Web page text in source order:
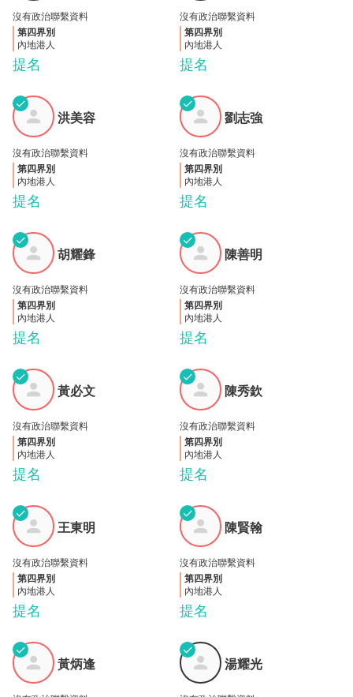
提名
沒有政治聯繫資料
第四界別
內地港人
提名
沒有政治聯繫資料
第四界別
內地港人
洪美
容
✓
提名
洪美容
沒有政治聯繫資料
第四界別
內地港人
劉志
強
✓
提名
劉志強
沒有政治聯繫資料
第四界別
內地港人
胡耀
鋒
✓
提名
胡耀鋒
沒有政治聯繫資料
第四界別
內地港人
陳善
明
✓
提名
陳善明
沒有政治聯繫資料
第四界別
內地港人
黃必
文
✓
提名
黃必文
沒有政治聯繫資料
第四界別
內地港人
陳秀
欽
✓
提名
陳秀欽
沒有政治聯繫資料
第四界別
內地港人
王東
明
✓
提名
王東明
沒有政治聯繫資料
第四界別
內地港人
陳賢
翰
✓
提名
陳賢翰
沒有政治聯繫資料
第四界別
內地港人
黃炳
逢
✓
黃炳逢
湯耀
光
✓
湯耀光